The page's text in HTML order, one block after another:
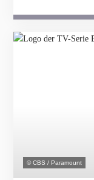
© CBS / Paramount